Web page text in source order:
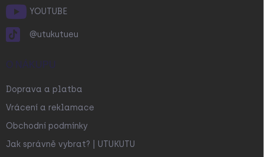
YOUTUBE
@utukutueu
O NÁKUPU
Doprava a platba
Vrácení a reklamace
Obchodní podmínky
Jak správně vybrat? | UTUKUTU